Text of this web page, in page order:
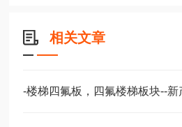
相关文章
-楼梯四氟板，四氟楼梯板块--新